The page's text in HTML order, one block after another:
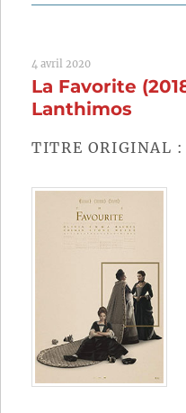
Mission
Joffé
4 avril 2020
La Favorite
Lanthimos
TITRE ORIGINAL